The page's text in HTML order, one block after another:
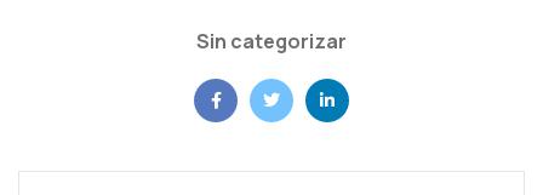
Sin categorizar